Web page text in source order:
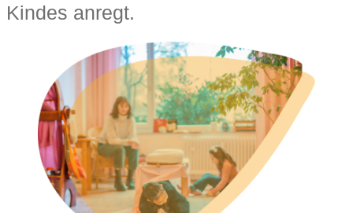
Kindes anregt.